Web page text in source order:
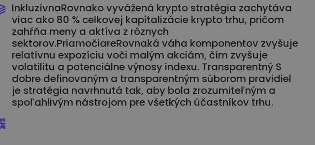
InkluzívnaRovnako vyvážená krypto stratégia zachytáva
viac ako 80 % celkovej kapitalizácie krypto trhu, pričom
zahŕňa meny a aktíva z rôznych
sektorov.PriamočiareRovnaká váha komponentov zvyšuje
relatívnu expozíciu voči malým akciám, čím zvyšuje
volatilitu a potenciálne výnosy indexu. Transparentný S
dobre definovaným a transparentným súborom pravidiel
je stratégia navrhnutá tak, aby bola zrozumiteľným a
spoľahlivým nástrojom pre všetkých účastníkov trhu.